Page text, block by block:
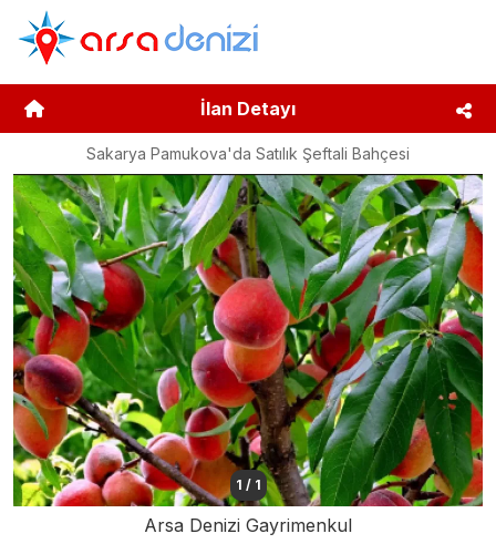
İlan Detayı
Sakarya Pamukova'da Satılık Şeftali Bahçesi
1 / 1
Arsa Denizi Gayrimenkul